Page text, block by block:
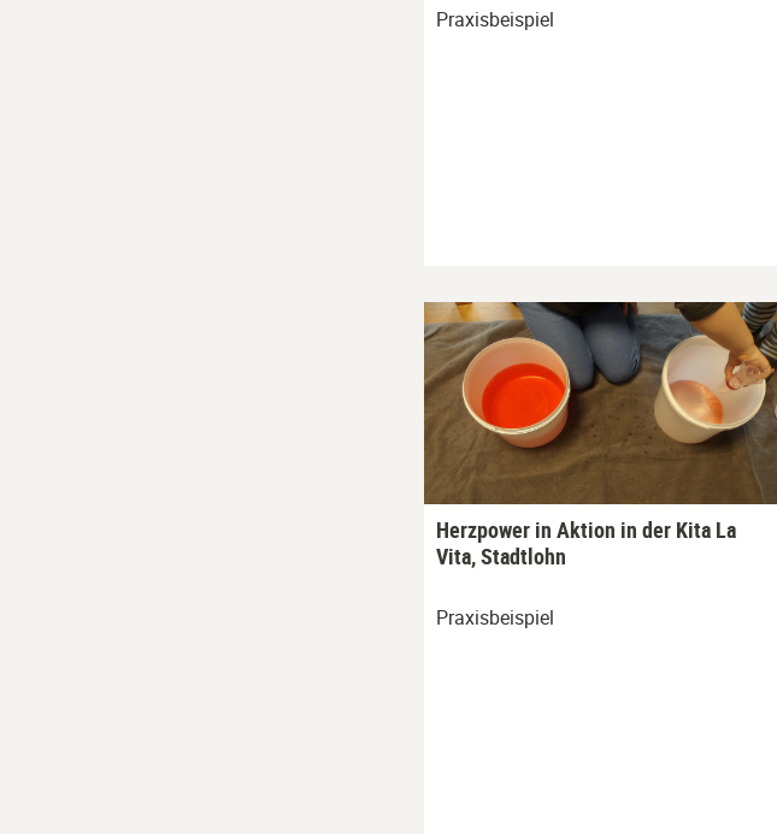
Praxisbeispiel
Herzpower in Aktion in der Kita La
Vita, Stadtlohn
Praxisbeispiel